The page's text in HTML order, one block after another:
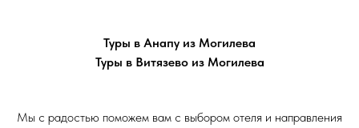
Туры в Анапу из Могилева
Туры в Витязево из Могилева
Мы с радостью поможем вам с выбором отеля и направления